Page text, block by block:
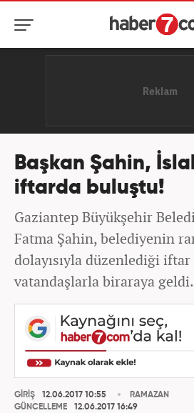
Başkan Şahin,
iftarda buluştu!
Gaziantep Büyükşehir
Fatma Şahin, belediyenin
dolayısıyla düzenlediği
vatandaşlarla biraraya geldi.
GİRİŞ
12.06.2017 10:55
GÜNCELLEME
12.06.2017 16:49
RAMAZAN